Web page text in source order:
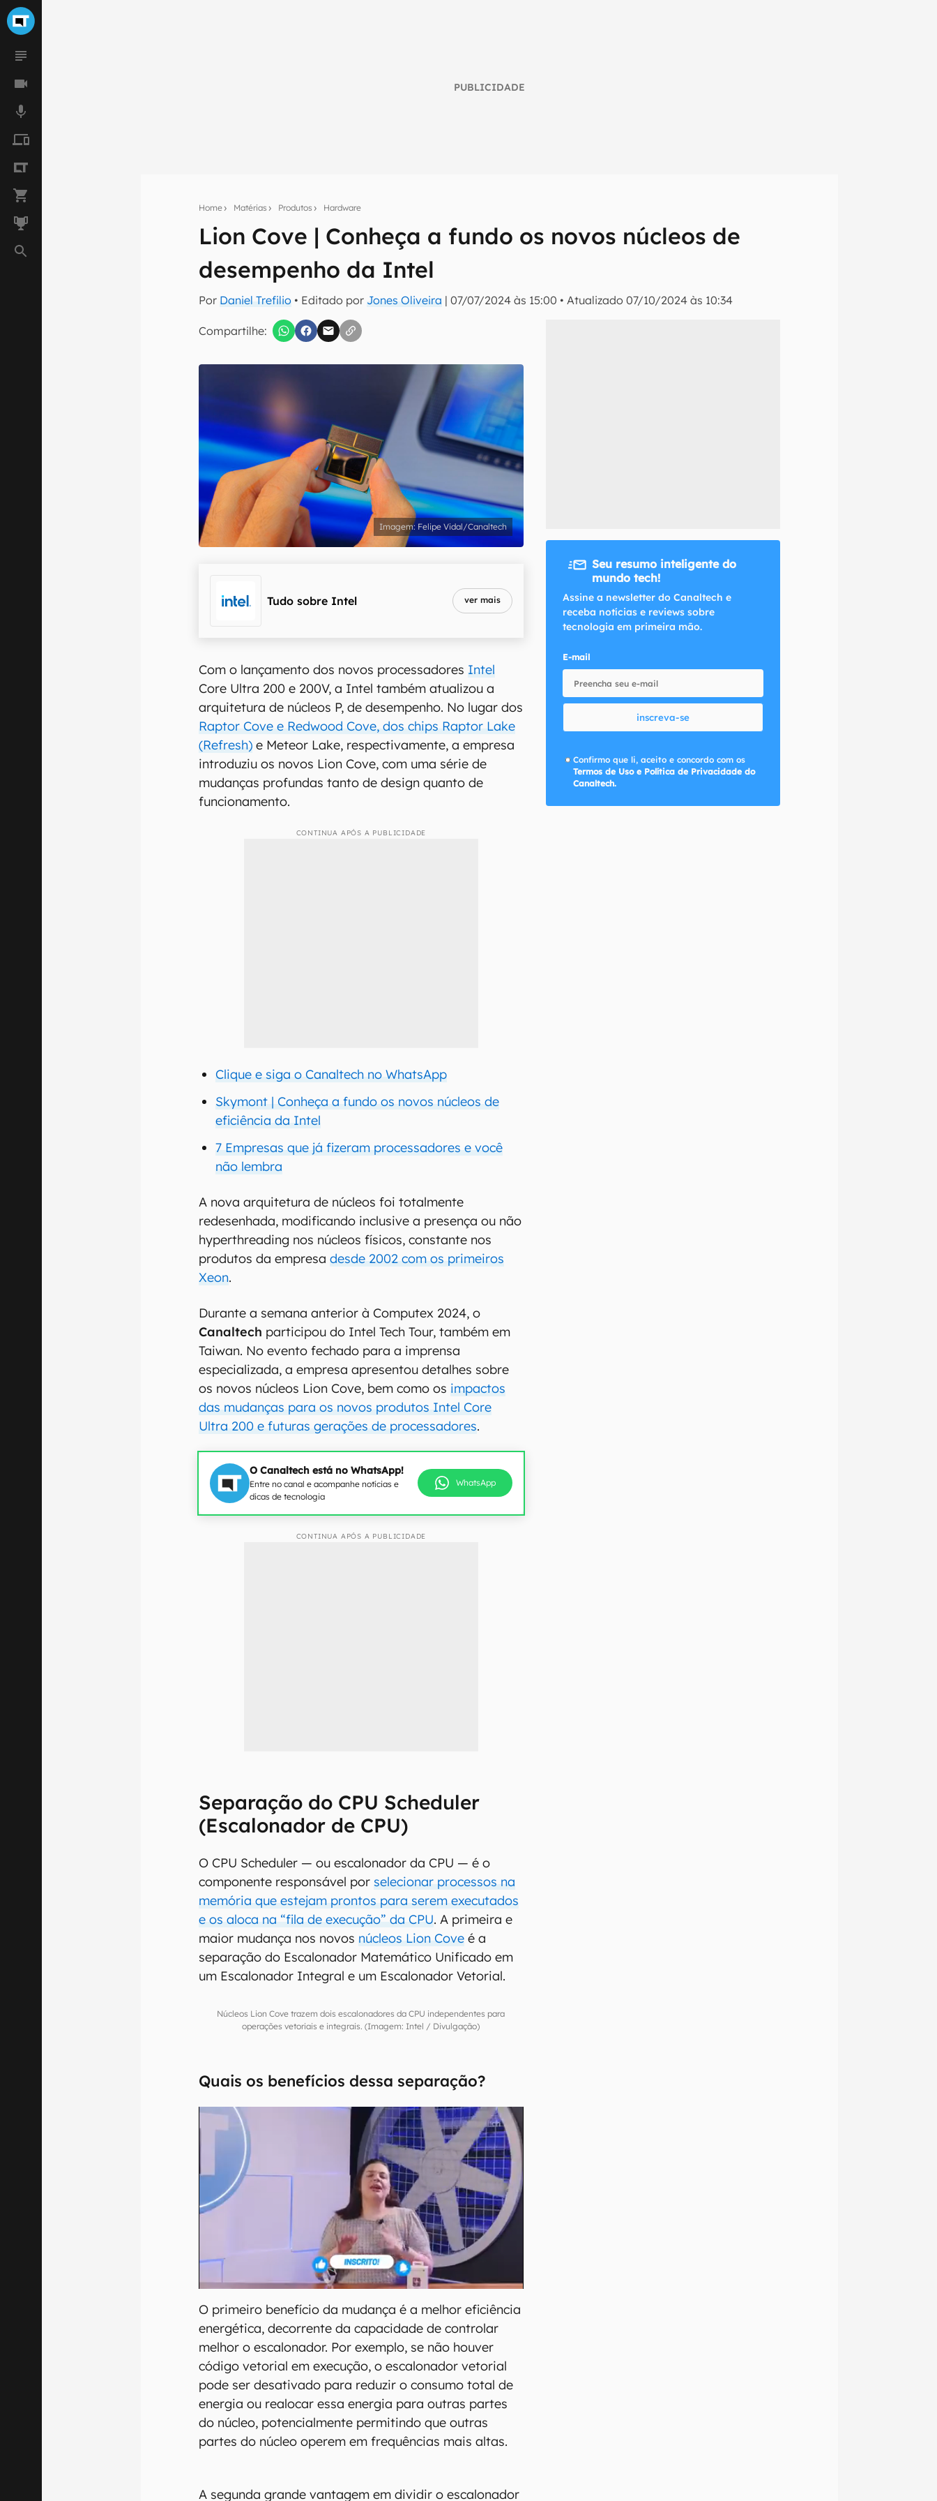
PUBLICIDADE
Home Matérias Produtos Hardware
Lion Cove | Conheça a fundo os novos núcleos de
desempenho da Intel
Por Daniel Trefilio • Editado por Jones Oliveira |07/07/2024 às 15:00 •Atualizado07/10/2024 às 10:34
Compartilhe:
Seu resumo inteligente do mundo tech!
Assine a newsletter do Canaltech e receba notícias e reviews sobre tecnologia em primeira
inscreva-se
Confirmo que li, aceito e concordo com os Termos de Uso e Política de Privacidade do Canaltech.
Felipe Vidal/Canaltech
Tudo sobre Intel ver mais
Com o lançamento dos novos processadores Intel
Core Ultra 200 e 200V, a Intel também atualizou a
arquitetura de núcleos P, de desempenho. No lugar dos
Raptor Cove e Redwood Cove, dos chips Raptor Lake
(Refresh) e Meteor Lake, respectivamente, a empresa
introduziu os novos Lion Cove, com uma série de
mudanças profundas tanto de design quanto de
funcionamento.
CONTINUA APÓS A PUBLICIDADE
Clique e siga o Canaltech no WhatsApp
Skymont | Conheça a fundo os novos núcleos de
eficiência da Intel
7 Empresas que já fizeram processadores e você
não lembra
A nova arquitetura de núcleos foi totalmente
redesenhada, modificando inclusive a presença ou não
hyperthreading nos núcleos físicos, constante nos
produtos da empresadesde 2002 com os primeiros
Xeon.
Durante a semana anterior à Computex 2024, o
Canaltech participou do Intel Tech Tour, também em
Taiwan. No evento fechado para a imprensa
especializada, a empresa apresentou detalhes sobre
os novos núcleos Lion Cove, bem como os impactos
das mudanças para os novos produtos Intel Core
Ultra 200 e futuras gerações de processadores.
O Canaltech está no WhatsApp!
Entre no canal e acompanhe notícias e
dicas de tecnologia
WhatsApp
CONTINUA APÓS A PUBLICIDADE
Separação do CPU Scheduler
(Escalonador de CPU)
O CPU Scheduler — ou escalonador da CPU — é o
componente responsável porselecionar processos na
memória que estejam prontos para serem executados
e os aloca na “fila de execução” da CPU. A primeira e
maior mudança nos novos núcleos Lion Cove é a
separação do Escalonador Matemático Unificado em
um Escalonador Integral e um Escalonador Vetorial.
Núcleos Lion Cove trazem dois escalonadores da CPU independentes para
operações vetoriais e integrais. (Imagem: Intel / Divulgação)
Quais os benefícios dessa separação?
O primeiro benefício da mudança é a melhor eficiência
energética, decorrente da capacidade de controlar
melhor o escalonador. Por exemplo, se não houver
código vetorial em execução, o escalonador vetorial
pode ser desativado para reduzir o consumo total de
energia ou realocar essa energia para outras partes
do núcleo, potencialmente permitindo que outras
partes do núcleo operem em frequências mais altas.
A segunda grande vantagem em dividir o escalonador
Seu resumo inteligente do
mundo tech!
Assine a newsletter do Canaltech e
receba notícias e reviews sobre
tecnologia em primeira mão.
E-mail
inscreva-se
Confirmo que li, aceito e concordo com os
Termos de Uso e Política de Privacidade do
Canaltech.